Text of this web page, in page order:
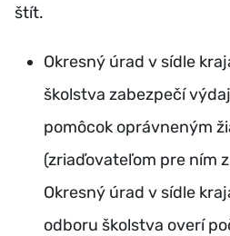
štít.
Okresný úrad v sídle
školstva zabezpečí
pomôcok oprávneným
(zriaďovateľom pre ním
Okresný úrad v sídle
odboru školstva overí